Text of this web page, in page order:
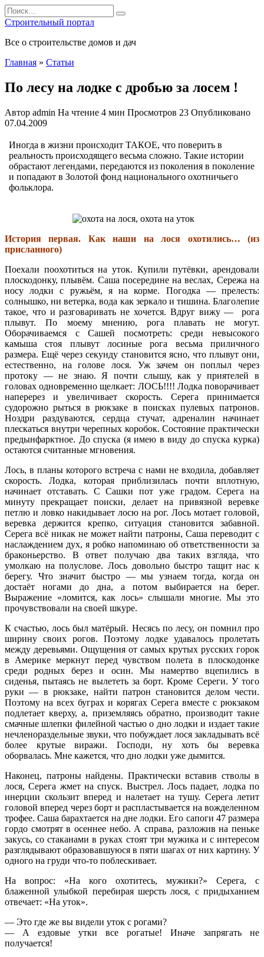
Перейти
к
содержанию
Search
for:
Строительный портал
Все о строительстве домов и дач
Главная » Статьи
По лесу на лодке с дробью за лосем !
Автор admin На чтение 4 мин Просмотров 23 Опубликовано
07.04.2009
Иногда в жизни происходит ТАКОЕ, что поверить в
реальность происходящего весьма сложно. Такие истории
обрастают легендами, передаются из поколения в поколение
и попадают в Золотой фонд национального охотничьего
фольклора.
История первая. Как наши на лося охотились… (из
присланного)
Поехали поохотиться на уток. Купили путёвки, арендовали
плоскодонку, плывём. Саша посередине на веслах, Сережа на
носу лодки с ружьём, я на корме. Погодка — прелесть:
солнышко, ни ветерка, вода как зеркало и тишина. Благолепие
такое, что и разговаривать не хочется. Вдруг вижу — рога
плывут. По моему мнению, рога плавать не могут.
Оборачиваемся с Сашей посмотреть: среди невысокого
камыша стоя плывут лосиные рога весьма приличного
размера. Ещё через секунду становится ясно, что плывут они,
естественно, на голове лося. Уж зачем он поплыл через
протоку — не знаю. Я почти слышу, как у приятелей в
головах одновременно щелкает: ЛОСЬ!!!! Лодка поворачивает
наперерез и увеличивает скорость. Серега принимается
судорожно рыться в рюкзаке в поисках пулевых патронов.
Ноздри раздуваются, сердца стучат, адреналин начинает
плескаться внутри черепных коробок. Состояние практически
предынфарктное. До спуска (я имею в виду до спуска курка)
остаются считанные мгновения.
Лось, в планы которого встреча с нами не входила, добавляет
скорость. Лодка, которая приблизилась почти вплотную,
начинает отставать. С Сашки пот уже градом. Серега на
минуту прекращает поиски, делает на привязной веревке
петлю и ловко накидывает лосю на рог. Лось мотает головой,
веревка держится крепко, ситуация становится забавной.
Серега всё никак не может найти патроны, Саша переводит с
наслаждением дух, я робко напоминаю об ответственности за
браконьерство. В ответ получаю два таких взгляда, что
умолкаю на полуслове. Лось довольно быстро тащит нас к
берегу. Что значит быстро — мы узнаем тогда, когда он
достаёт ногами до дна, а потом выбирается на берег.
Выражение «ломится, как лось» слышали многие. Мы это
прочувствовали на своей шкуре.
К счастью, лось был матёрый. Hесясь по лесу, он помнил про
ширину своих рогов. Поэтому лодке удавалось пролетать
между деревьями. Ощущения от самых крутых русских горок
в Америке меркнут перед чувством полета в плоскодонке
среди родных берез и осин. Мы намертво вцепились в
сиденья, пытаясь не вылететь за борт. Кроме Сереги. У того
руки — в рюкзаке, найти патрон становится делом чести.
Поэтому на всех буграх и корягах Серега вместе с рюкзаком
подлетает кверху, а, приземляясь обратно, производит такие
смачные шлепки филейной частью о дно лодки и издает такие
нечленораздельные звуки, что побуждает лося закладывать всё
более крутые виражи. Господи, ну хоть бы веревка
оборвалась. Мне кажется, что дно лодки уже дымится.
Наконец, патроны найдены. Практически вставив стволы в
лося, Серега жмет на спуск. Выстрел. Лось падает, лодка по
инерции скользит вперед и налетает на тушу. Серега летит
головой вперед через борт и распластывается на вожделенном
трофее. Саша барахтается на дне лодки. Его сапоги 47 размера
гордо смотрят в осеннее небо. А справа, разложив на пеньке
закусь, со стаканами в руках стоят три мужика и с интересом
разглядывают образовавшуюся в пяти шагах от них картину. У
одного на груди что-то поблескивает.
На вопрос: «На кого охотитесь, мужики?» Серега, с
блаженной улыбкой перебирая шерсть лося, с придыханием
отвечает: «На уток».
— Это где же вы видели уток с рогами?
— А ездовые утки все рогатые! Иначе запрягать не
получается!